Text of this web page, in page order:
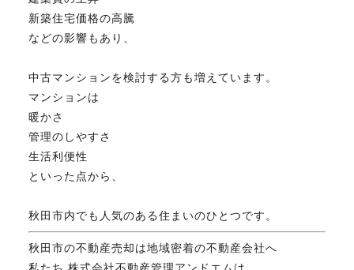
新築住宅価格の高騰
などの影響もあり、
中古マンションを検討する方も増えています。
マンションは
暖かさ
管理のしやすさ
生活利便性
といった点から、
秋田市内でも人気のある住まいのひとつです。
秋田市の不動産売却は地域密着の不動産会社へ